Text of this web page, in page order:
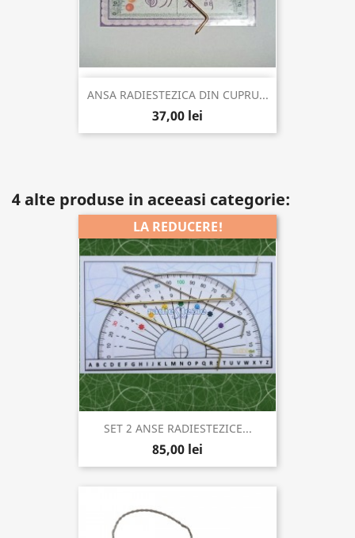
ANSA RADIESTEZICA DIN CUPRU...
37,00 lei
4 alte produse in aceeasi categorie:
SET 2 ANSE RADIESTEZICE...
85,00 lei
LA REDUCERE!